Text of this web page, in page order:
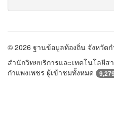
© 2026 ฐานข้อมูลท้องถิ่น จังหวัด
สำนักวิทยบริการและเทคโนโลยี
กำแพงเพชร ผู้เข้าชมทั้งหมด